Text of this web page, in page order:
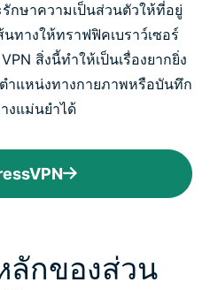
กษาความเป็นส่วนตัวให้ที่อยู่
ทางให้ทราฟฟิคเบราว์เซอร์
สิ่งนี้ทำให้เป็นเรื่องยากยิ่ง
ำแหน่งทางกายภาพหรือบันทึก
งแม่นยำได้
กของส่วน